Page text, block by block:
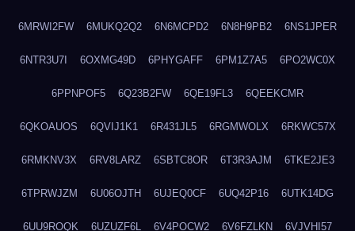
6MRWI2FW 6MUKQ2Q2 6N6MCPD2 6N8H9PB2 6NS1JPER
6NTR3U7I 6OXMG49D 6PHYGAFF 6PM1Z7A5 6PO2WC0X
6PPNPOF5 6Q23B2FW 6QE19FL3 6QEEKCMR
6QKOAUOS 6QVIJ1K1 6R431JL5 6RGMWOLX 6RKWC57X
6RMKNV3X 6RV8LARZ 6SBTC8OR 6T3R3AJM 6TKE2JE3
6TPRWJZM 6U06OJTH 6UJEQ0CF 6UQ42P16 6UTK14DG
6UU9ROQK 6UZUZF6L 6V4POCW2 6V6FZLKN 6VJVHI57